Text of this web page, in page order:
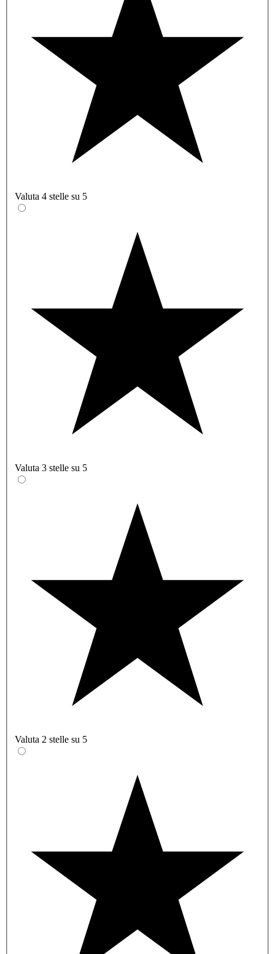
Valuta 4 stelle su 5
Valuta 3 stelle su 5
Valuta 2 stelle su 5